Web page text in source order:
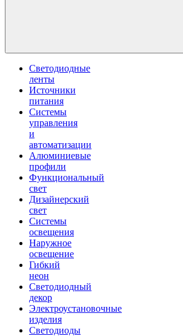
Светодиодные
ленты
Источники
питания
Системы
управления
и
автоматизации
Алюминиевые
профили
Функциональный
свет
Дизайнерский
свет
Системы
освещения
Наружное
освещение
Гибкий
неон
Светодиодный
декор
Электроустановочные
изделия
Светодиоды